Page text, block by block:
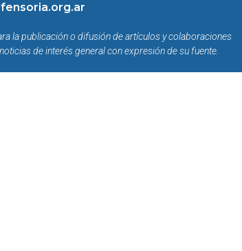
la publicación o difusión de artículos y colaboraciones
de interés general con expresión de su fuente.